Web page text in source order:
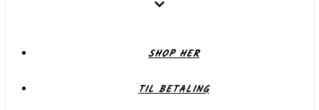
SHOP HER
TIL BETALING